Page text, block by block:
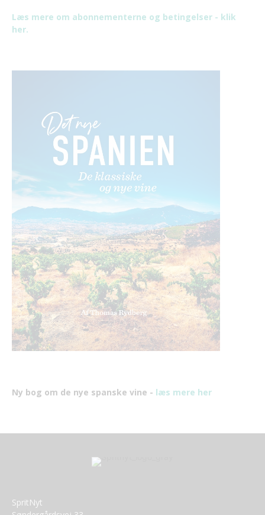
Læs mere om abonnementerne og betingelser - klik
her.
Ny bog om de nye spanske vine - læs mere her
SpritNyt